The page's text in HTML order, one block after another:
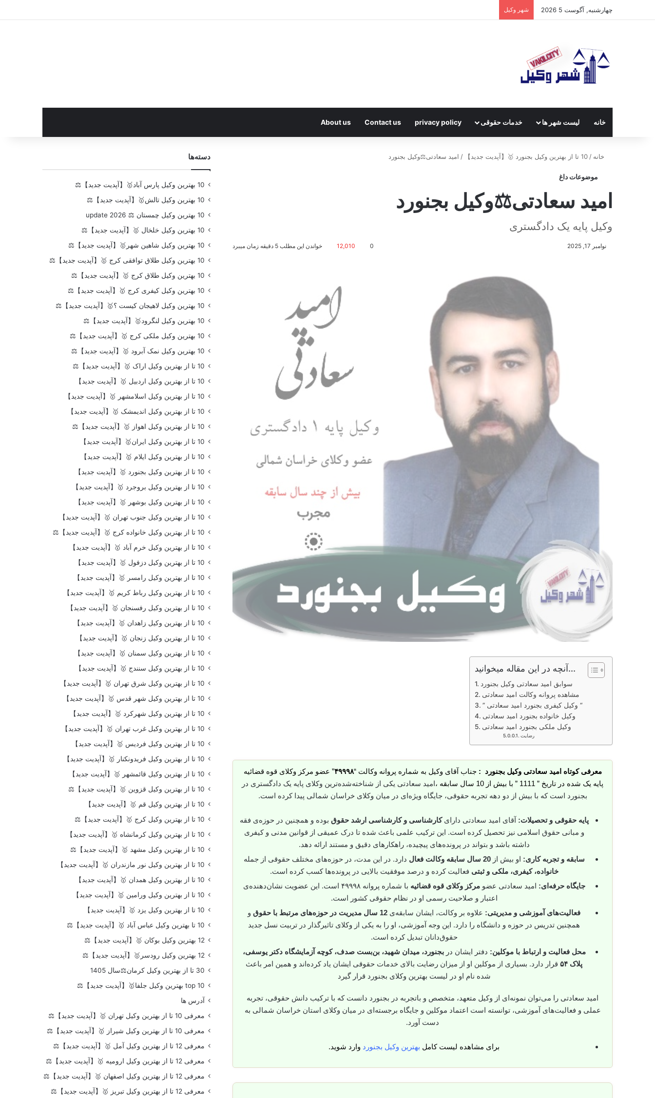
چهارشنبه, آگوست 5 2026 شهر وکیل
خانه لیست شهر ها خدمات حقوقی privacy policy
Contact us
About us
خانه / 10 تا از بهترین وکیل بجنورد 🥇【آپدیت جدید】 / امید سعادتی⚖️وکیل بجنورد
موضوعات داغ
امید سعادتی⚖️وکیل بجنورد
وکیل پایه یک دادگستری
نوامبر 17, 2025 0
12,010 خواندن این مطلب 5 دقیقه زمان میبرد
آنچه در این مقاله میخوانید...
سوابق امید سعادتی وکیل بجنورد
مشاهده پروانه وکالت امید سعادتی
” وکیل کیفری بجنورد امید سعادتی “
وکیل خانواده بجنورد امید سعادتی
وکیل ملکی بجنورد امید سعادتی
رضایت
معرفی کوتاه امید سعادتی وکیل بجنورد :جناب آقای وکیل به شماره پروانه وکالت “۴۹۹۹۸” عضو مرکز وکلای قوه قضائیه
پایه یک شده در تاریخ ” 1111 ” با بیش از 10 سال سابقه ،
امید سعادتی یکی از شناخته‌شده‌ترین وکلای پایه یک دادگستری در
بجنورد است که با بیش از دو دهه تجربه حقوقی، جایگاه ویژه‌ای در میان وکلای خراسان شمالی پیدا کرده است.
پایه حقوقی و تحصیلات: آقای امید سعادتی دارایکارشناسی و کارشناسی ارشد حقوق بوده و همچنین در حوزه‌ی فقه
و مبانی حقوق اسلامی نیز تحصیل کرده است. این ترکیب علمی باعث شده تا درک عمیقی از قوانین مدنی و کیفری
داشته باشد و بتواند در پرونده‌های پیچیده، راهکارهای دقیق و مستند ارائه دهد.
سابقه و تجربه کاری: او بیش از20 سال سابقه وکالت فعال
دارد. در این مدت، در حوزه‌های مختلف حقوقی از جمله
خانواده، کیفری، ملکی و ثبتی فعالیت کرده و درصد موفقیت بالایی در پرونده‌ها کسب کرده است.
جایگاه حرفه‌ای: امید سعادتی عضومرکز وکلای قوه قضائیه
با شماره پروانه ۴۹۹۹۸ است. این عضویت نشان‌دهنده‌ی
اعتبار و صلاحیت رسمی او در نظام حقوقی کشور است.
فعالیت‌های آموزشی و مدیریتی: علاوه بر وکالت، ایشان سابقه‌ی 12 سال مدیریت در حوزه‌های مرتبط با حقوق
و
همچنین تدریس در حوزه و دانشگاه را دارد. این وجه آموزشی، او را به یکی از وکلای تاثیرگذار در تربیت نسل جدید
حقوق‌دانان تبدیل کرده است.
محل فعالیت و ارتباط با موکلین: دفتر ایشان دربجنورد، میدان شهید، بن‌بست صدف، کوچه آزمایشگاه دکتر یوسفی،
پلاک ۵۴
قرار دارد. بسیاری از موکلین او از میزان رضایت بالای خدمات حقوقی ایشان یاد کرده‌اند و همین امر باعث
شده نام او در لیست بهترین وکلای بجنورد قرار گیرد
امید سعادتی را می‌توان نمونه‌ای از وکیل متعهد، متخصص و باتجربه در بجنورد دانست که با ترکیب دانش حقوقی، تجربه
عملی و فعالیت‌های آموزشی، توانسته است اعتماد موکلین و جایگاه برجسته‌ای در میان وکلای استان خراسان شمالی به
دست آورد.
برای مشاهده لیست کامل بهترین وکیل بجنورد وارد شوید.
دسته‌ها
10 بهترین وکیل پارس آباد🥇【آپدیت جدید】⚖️
10 بهترین وکیل تالش🥇【آپدیت جدید】⚖️
10 بهترین وکیل چمستان ⚖️ update 2026
10 بهترین وکیل خلخال 🥇【آپدیت جدید】⚖️
10 بهترین وکیل شاهین شهر🥇【آپدیت جدید】⚖️
10 بهترین وکیل طلاق توافقی کرج 🥇【آپدیت جدید】⚖️
10 بهترین وکیل طلاق کرج 🥇【آپدیت جدید】⚖️
10 بهترین وکیل کیفری کرج 🥇【آپدیت جدید】⚖️
10 بهترین وکیل لاهیجان کیست ؟🥇【آپدیت جدید】⚖️
10 بهترین وکیل لنگرود🥇【آپدیت جدید】⚖️
10 بهترین وکیل ملکی کرج 🥇【آپدیت جدید】⚖️
10 بهترین وکیل نمک آبرود 🥇【آپدیت جدید】⚖️
10 تا از بهترین وکیل اراک 🥇【آپدیت جدید】⚖️
10 تا از بهترین وکیل اردبیل 🥇【آپدیت جدید】
10 تا از بهترین وکیل اسلامشهر 🥇【آپدیت جدید】
10 تا از بهترین وکیل اندیمشک 🥇【آپدیت جدید】
10 تا از بهترین وکیل اهواز 🥇【آپدیت جدید】⚖️
10 تا از بهترین وکیل ایران🥇【آپدیت جدید】
10 تا از بهترین وکیل ایلام 🥇【آپدیت جدید】
10 تا از بهترین وکیل بجنورد 🥇【آپدیت جدید】
10 تا از بهترین وکیل بروجرد 🥇【آپدیت جدید】
10 تا از بهترین وکیل بوشهر 🥇【آپدیت جدید】
10 تا از بهترین وکیل جنوب تهران 🥇【آپدیت جدید】
10 تا از بهترین وکیل خانواده کرج 🥇【آپدیت جدید】⚖️
10 تا از بهترین وکیل خرم آباد 🥇【آپدیت جدید】
10 تا از بهترین وکیل دزفول 🥇【آپدیت جدید】
10 تا از بهترین وکیل رامسر 🥇【آپدیت جدید】
10 تا از بهترین وکیل رباط کریم 🥇【آپدیت جدید】
10 تا از بهترین وکیل رفسنجان 🥇【آپدیت جدید】
10 تا از بهترین وکیل زاهدان 🥇【آپدیت جدید】
10 تا از بهترین وکیل زنجان 🥇【آپدیت جدید】
10 تا از بهترین وکیل سمنان 🥇【آپدیت جدید】
10 تا از بهترین وکیل سنندج 🥇【آپدیت جدید】
10 تا از بهترین وکیل شرق تهران 🥇【آپدیت جدید】
10 تا از بهترین وکیل شهر قدس 🥇【آپدیت جدید】
10 تا از بهترین وکیل شهرکرد 🥇【آپدیت جدید】
10 تا از بهترین وکیل غرب تهران 🥇【آپدیت جدید】
10 تا از بهترین وکیل فردیس 🥇【آپدیت جدید】
10 تا از بهترین وکیل فریدونکنار 🥇【آپدیت جدید】
10 تا از بهترین وکیل قائمشهر 🥇【آپدیت جدید】
10 تا از بهترین وکیل قزوین 🥇【آپدیت جدید】⚖️
10 تا از بهترین وکیل قم 🥇【آپدیت جدید】
10 تا از بهترین وکیل کرج 🥇【آپدیت جدید】⚖️
10 تا از بهترین وکیل کرمانشاه 🥇【آپدیت جدید】
10 تا از بهترین وکیل مشهد 🥇【آپدیت جدید】⚖️
10 تا از بهترین وکیل نور مازندران 🥇【آپدیت جدید】
10 تا از بهترین وکیل همدان 🥇【آپدیت جدید】
10 تا از بهترین وکیل ورامین 🥇【آپدیت جدید】
10 تا از بهترین وکیل یزد 🥇【آپدیت جدید】
10 تا بهترین وکیل عباس آباد 🥇【آپدیت جدید】⚖️
12 بهترین وکیل بوکان 🥇【آپدیت جدید】⚖️
12 بهترین وکیل رودسر🥇【آپدیت جدید】⚖️
30 تا از بهترین وکیل کرمان⚖️سال 1405
top 10 بهترین وکیل جلفا🥇【آپدیت جدید】⚖️
آدرس ها
معرفی 10 تا از بهترین وکیل تهران 🥇【آپدیت جدید】⚖️
معرفی 10 تا از بهترین وکیل شیراز 🥇【آپدیت جدید】⚖️
معرفی 12 تا از بهترین وکیل آمل 🥇【آپدیت جدید】⚖️
معرفی 12 تا از بهترین وکیل ارومیه 🥇【آپدیت جدید】⚖️
معرفی 12 تا از بهترین وکیل اصفهان 🥇【آپدیت جدید】⚖️
معرفی 12 تا از بهترین وکیل تبریز 🥇【آپدیت جدید】⚖️